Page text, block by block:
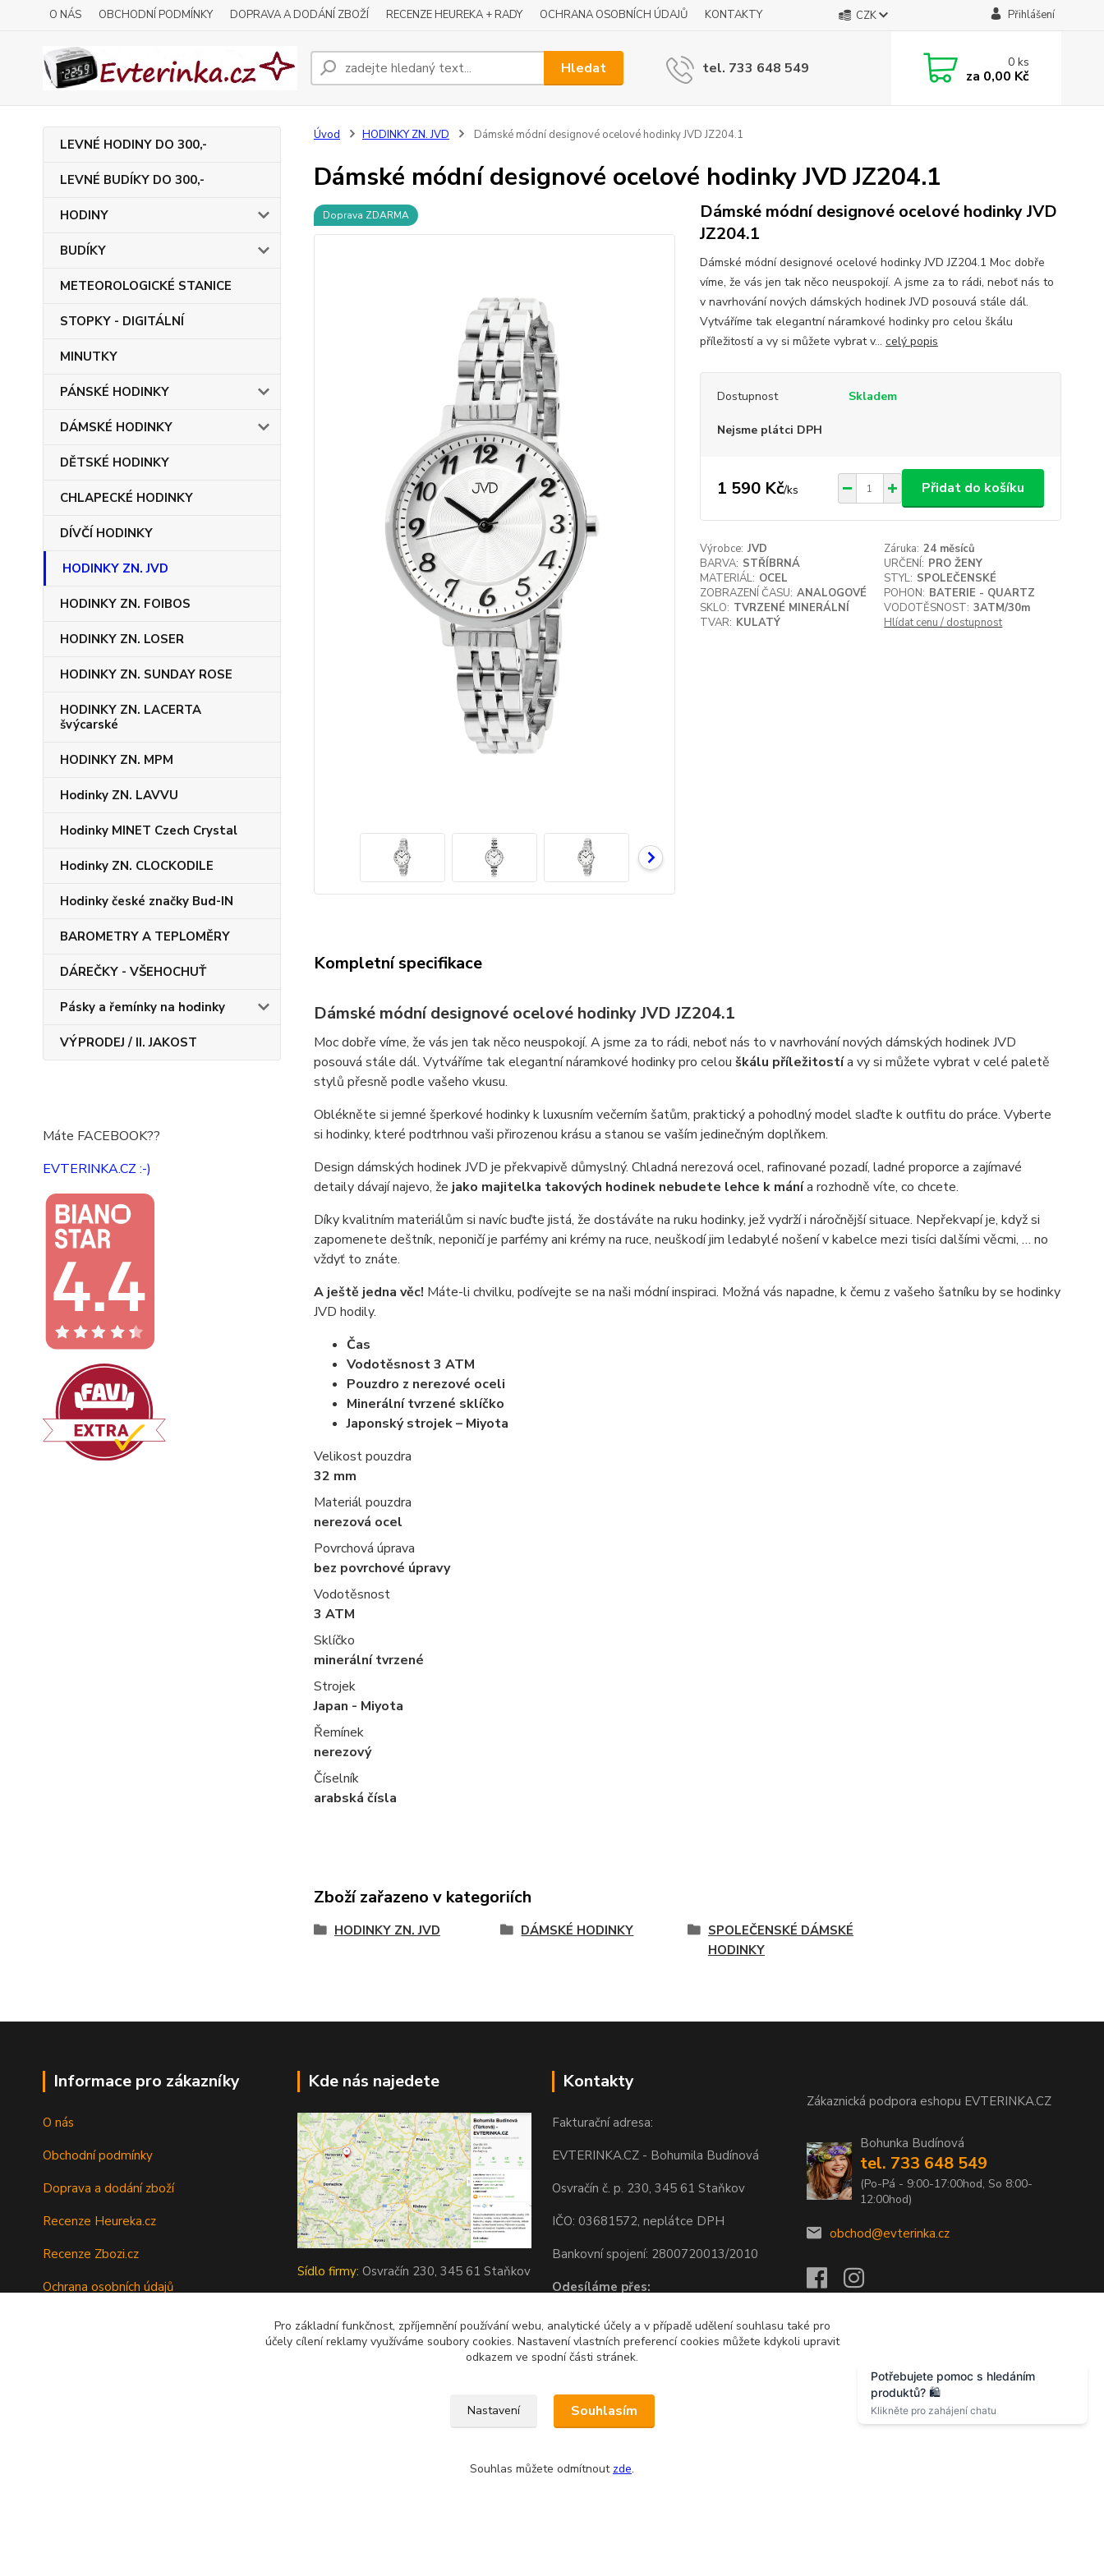
O NÁS OBCHODNÍ PODMÍNKY DOPRAVA A DODÁNÍ ZBOŽÍ RECENZE HEUREKA + RADY OCHRANA OSOBNÍCH ÚDAJŮ KONTAKTY CZK Přihlášení
Hledat tel. 733 648 549 0ks
za 0,00 Kč
LEVNÉ HODINY DO 300,-
LEVNÉ BUDÍKY DO 300,-
HODINY
BUDÍKY
METEOROLOGICKÉ STANICE
STOPKY - DIGITÁLNÍ
MINUTKY
PÁNSKÉ HODINKY
DÁMSKÉ HODINKY
DĚTSKÉ HODINKY
CHLAPECKÉ HODINKY
DÍVČÍ HODINKY
HODINKY ZN. JVD
HODINKY ZN. FOIBOS
HODINKY ZN. LOSER
HODINKY ZN. SUNDAY ROSE
HODINKY ZN. LACERTA
švýcarské
HODINKY ZN. MPM
Hodinky ZN. LAVVU
Hodinky MINET Czech Crystal
Hodinky ZN. CLOCKODILE
Hodinky české značky Bud-IN
BAROMETRY A TEPLOMĚRY
DÁREČKY - VŠEHOCHUŤ
Pásky a řemínky na hodinky
VÝPRODEJ / II. JAKOST
Máte FACEBOOK??
EVTERINKA.CZ :-)
Úvod HODINKY ZN. JVD Dámské módní designové ocelové hodinky JVD JZ204.1
Dámské módní designové ocelové hodinky JVD JZ204.1
Doprava ZDARMA
Dámské módní designové ocelové hodinky JVD
JZ204.1
Dámské módní designové ocelové hodinky JVD JZ204.1 Moc dobře
víme, že vás jen tak něco neuspokojí. A jsme za to rádi, neboť nás to
v navrhování nových dámských hodinek JVD posouvá stále dál.
Vytváříme tak elegantní náramkové hodinky pro celou škálu
příležitostí a vy si můžete vybrat v... celý popis
Dostupnost Skladem
Nejsme plátci DPH
1 590 Kč/ks Přidat do košíku
Výrobce: JVD Záruka: 24 měsíců
BARVA: STŘÍBRNÁ URČENÍ: PRO ŽENY
MATERIÁL: OCEL STYL: SPOLEČENSKÉ
ZOBRAZENÍ ČASU: ANALOGOVÉ POHON: BATERIE - QUARTZ
SKLO: TVRZENÉ MINERÁLNÍ VODOTĚSNOST: 3ATM/30m
TVAR: KULATÝ Hlídat cenu / dostupnost
Kompletní specifikace
Dámské módní designové ocelové hodinky JVD JZ204.1
Moc dobře víme, že vás jen tak něco neuspokojí. A jsme za to rádi, neboť nás to v navrhování nových dámských hodinek JVD
posouvá stále dál. Vytváříme tak elegantní náramkové hodinky pro celou škálu příležitostía vy si můžete vybrat v celé paletě
stylů přesně podle vašeho vkusu.
Oblékněte si jemné šperkové hodinky k luxusním večerním šatům, praktický a pohodlný model slaďte k outfitu do práce. Vyberte
si hodinky, které podtrhnou vaši přirozenou krásu a stanou se vaším jedinečným doplňkem.
Design dámských hodinek JVD je překvapivě důmyslný. Chladná nerezová ocel, rafinované pozadí, ladné proporce a zajímavé
detaily dávají najevo, že jako majitelka takových hodinek nebudete lehce k mánía rozhodně víte, co chcete.
Díky kvalitním materiálům si navíc buďte jistá, že dostáváte na ruku hodinky, jež vydrží i náročnější situace. Nepřekvapí je, když si
zapomenete deštník, neponičí je parfémy ani krémy na ruce, neuškodí jim ledabylé nošení v kabelce mezi tisíci dalšími věcmi, … no
vždyť to znáte.
A ještě jedna věc! Máte-li chvilku, podívejte se na naši módní inspiraci. Možná vás napadne, k čemu z vašeho šatníku by se hodinky
JVD hodily.
Čas
Vodotěsnost 3 ATM
Pouzdro z nerezové oceli
Minerální tvrzené sklíčko
Japonský strojek – Miyota
Velikost pouzdra
32 mm
Materiál pouzdra
nerezová ocel
Povrchová úprava
bez povrchové úpravy
Vodotěsnost
3 ATM
Sklíčko
minerální tvrzené
Strojek
Japan - Miyota
Řemínek
nerezový
Číselník
arabská čísla
Zboží zařazeno v kategoriích
HODINKY ZN. JVD DÁMSKÉ HODINKY
SPOLEČENSKÉ DÁMSKÉ
HODINKY
Informace pro zákazníky
O nás
Obchodní podmínky
Doprava a dodání zboží
Recenze Heureka.cz
Recenze Zbozi.cz
Ochrana osobních údajů
Kde nás najedete
Sídlo firmy: Osvračín 230, 345 61 Staňkov
pres krypto :) BTC forever :-) Děkuji
Kontakty
Fakturační adresa:
EVTERINKA.CZ - Bohumila Budínová
Osvračín č. p. 230, 345 61 Staňkov
IČO: 03681572, neplátce DPH
Bankovní spojení: 2800720013/2010
Odesíláme přes:
Zákaznická podpora eshopu EVTERINKA.CZ
Bohunka Budínová
tel. 733 648 549
(Po-Pá - 9:00-17:00hod, So 8:00-
12:00hod)
obchod@evterinka.cz
Pro základní funkčnost, zpříjemnění používání webu, analytické účely a v případě udělení souhlasu také pro
účely cílení reklamy využíváme soubory cookies. Nastavení vlastních preferencí cookies můžete kdykoli upravit
odkazem ve spodní části stránek.
Nastavení Souhlasím
Souhlas můžete odmítnout zde.